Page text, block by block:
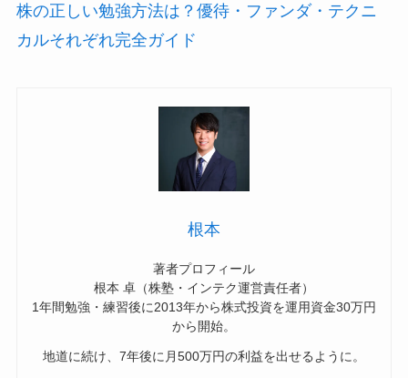
株の正しい勉強方法は？優待・ファンダ・テクニ
カルそれぞれ完全ガイド
根本
著者プロフィール
根本 卓（株塾・インテク運営責任者）
1年間勉強・練習後に2013年から株式投資を運用資金30万円
から開始。
地道に続け、7年後に月500万円の利益を出せるように。